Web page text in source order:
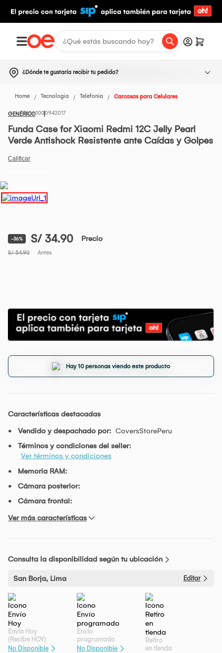
¿Dónde te gustaría recibir tu pedido?
Home Tecnologia Telefonia Carcasas para Celulares
GENÉRICO1000942017
Funda Case for Xiaomi Redmi 12C Jelly Pearl
Verde Antishock Resistente ante Caídas y Golpes
-36% S/ 34.90 Precio
S/ 54.90 Antes
Hay 10 personas viendo este producto
Características destacadas
Vendido y despachado por: CoversStorePeru
Términos y condiciones del seller:
Ver términos y condiciones
Memoria RAM:
Cámara posterior:
Cámara frontal:
Ver más características
Consulta la disponibilidad según tu ubicación
San Borja, Lima Editar
Envío Hoy
(Recibe HOY)
No Disponible
Envío
programado
No Disponible
Retiro
en tienda